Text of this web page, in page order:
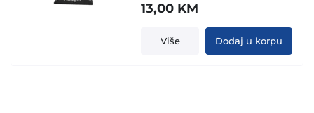
13,00 KM
Više Dodaj u korpu